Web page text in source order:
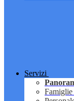
Servizi
Famiglie